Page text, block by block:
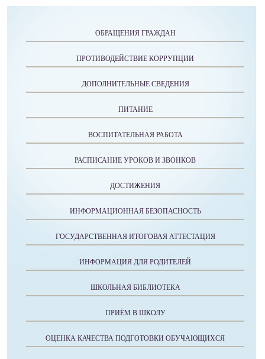
ОБРАЩЕНИЯ ГРАЖДАН
ПРОТИВОДЕЙСТВИЕ КОРРУПЦИИ
ДОПОЛНИТЕЛЬНЫЕ СВЕДЕНИЯ
ПИТАНИЕ
ВОСПИТАТЕЛЬНАЯ РАБОТА
РАСПИСАНИЕ УРОКОВ И ЗВОНКОВ
ДОСТИЖЕНИЯ
ИНФОРМАЦИОННАЯ БЕЗОПАСНОСТЬ
ГОСУДАРСТВЕННАЯ ИТОГОВАЯ АТТЕСТАЦИЯ
ИНФОРМАЦИЯ ДЛЯ РОДИТЕЛЕЙ
ШКОЛЬНАЯ БИБЛИОТЕКА
ПРИЁМ В ШКОЛУ
ОЦЕНКА КАЧЕСТВА ПОДГОТОВКИ ОБУЧАЮЩИХСЯ